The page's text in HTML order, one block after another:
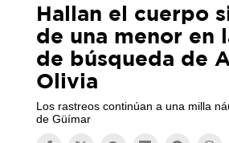
Hallan el cuerpo
de una menor en
de búsqueda de
Olivia
Los rastreos continúan a una milla
de Güímar